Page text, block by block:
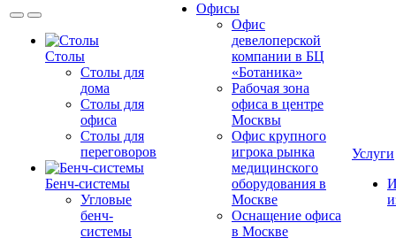
Столы
Столы для
дома
Столы для
офиса
Столы для
переговоров
Бенч-системы
Угловые
бенч-
системы
Офисы
Офис
девелоперской
компании в БЦ
«Ботаника»
Рабочая зона
офиса в центре
Москвы
Офис крупного
игрока рынка
медицинского
оборудования в
Москве
Оснащение офиса
в Москве
Услуги